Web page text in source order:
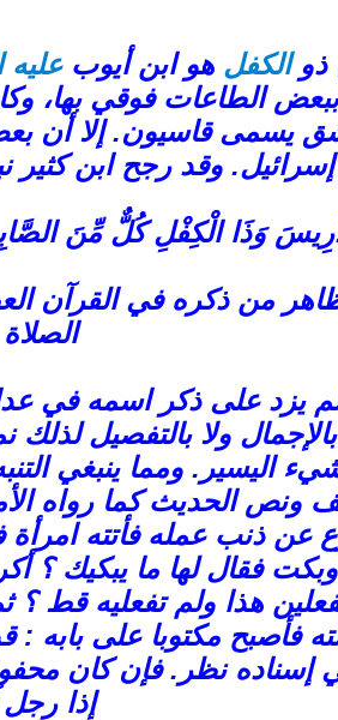
ذوالكفل هو ابن أيوبعليه
ببعض الطاعات فوقي بها،
قاسيون. إلا أن بعض
إسرائيل. وقد رجح ابن كثير
مِّنَ الصَّابِرِينَ (85) وَأَدْخَلْنَاهُمْ فِي رَحْمَتِنَا إِنَّهُم مِّنَ الصَّالِحِينَ
من ذكره في القرآن
يزد على ذكر اسمه في
ولا بالتفصيل
اليسير. ومما ينبغي
ونص الحديث كما رواه
عن ذنب عمله فأتته
فقال لها ما يبكيك ؟
هذا ولم تفعليه قط ؟
فأصبح مكتوبا على
نظر. فإن كان
إذا